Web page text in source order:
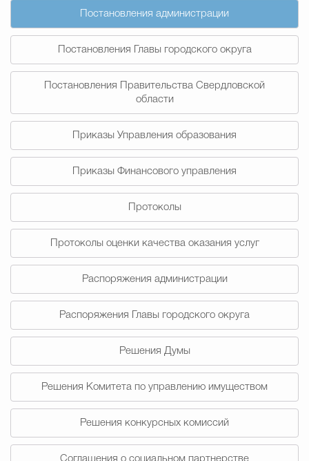
Муниципальные
Счётная палата Городского
Гостям Городского
Общественная
Градостроительство и
Государственные организации
Постановления администрации
Постановления Главы городского округа
Постановления Правительства Свердловской
области
Приказы Управления образования
Приказы Финансового управления
Протоколы
Протоколы оценки качества оказания услуг
Распоряжения администрации
Распоряжения Главы городского округа
Решения Думы
Решения Комитета по управлению имуществом
Решения конкурсных комиссий
Соглашения о социальном партнерстве